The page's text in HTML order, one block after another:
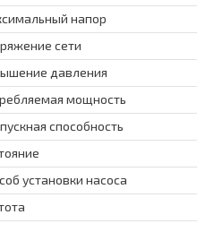
напор
сети
давления
мощность
способность
установки насоса